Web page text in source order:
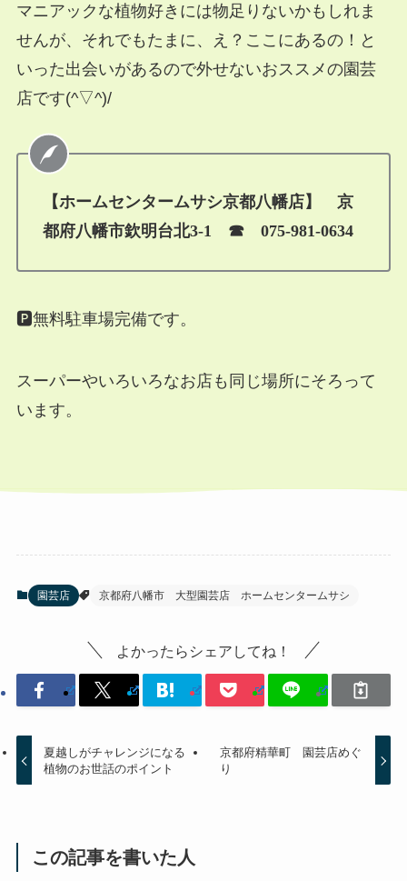
マニアックな植物好きには物足りないかもしれま
せんが、それでもたまに、え？ここにあるの！と
いった出会いがあるので外せないおススメの園芸
店です(^▽^)/
【ホームセンタームサシ京都八幡店】 京
都府八幡市欽明台北3-1
☎ 075-981-0634
🅿無料駐車場完備です。
スーパーやいろいろなお店も同じ場所にそろって
います。
園芸店 京都府八幡市 大型園芸店 ホームセンタームサシ
よかったらシェアしてね！
夏越しがチャレンジになる
植物のお世話のポイント
京都府精華町 園芸店めぐ
り
この記事を書いた人